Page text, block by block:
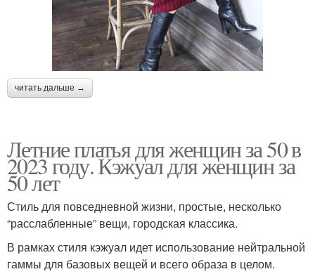
читать дальше →
Летние платья для женщин за 50 в
2023 году. Кэжуал для женщин за
50 лет
Стиль для повседневной жизни, простые, несколько
“расслабленные” вещи, городская классика.
В рамках стиля кэжуал идет использование нейтральной
гаммы для базовых вещей и всего образа в целом.